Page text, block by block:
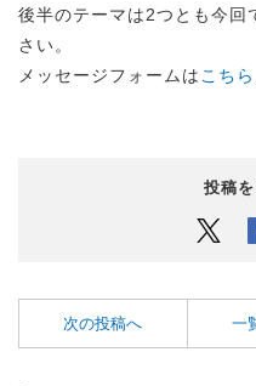
後半のテーマは2つとも今回
さい。
メッセージフォームはこちら
投稿
次の投稿へ 一